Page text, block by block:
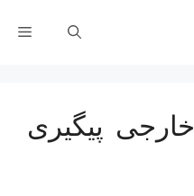
خرید کتاب pdf خارجی پیگیری